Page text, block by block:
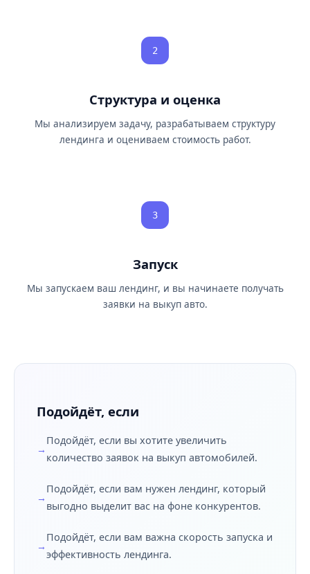
2
Структура и оценка
Мы анализируем задачу, разрабатываем структуру
лендинга и оцениваем стоимость работ.
3
Запуск
Мы запускаем ваш лендинг, и вы начинаете получать
заявки на выкуп авто.
Подойдёт, если
Подойдёт, если вы хотите увеличить
количество заявок на выкуп автомобилей.
Подойдёт, если вам нужен лендинг, который
выгодно выделит вас на фоне конкурентов.
Подойдёт, если вам важна скорость запуска и
эффективность лендинга.